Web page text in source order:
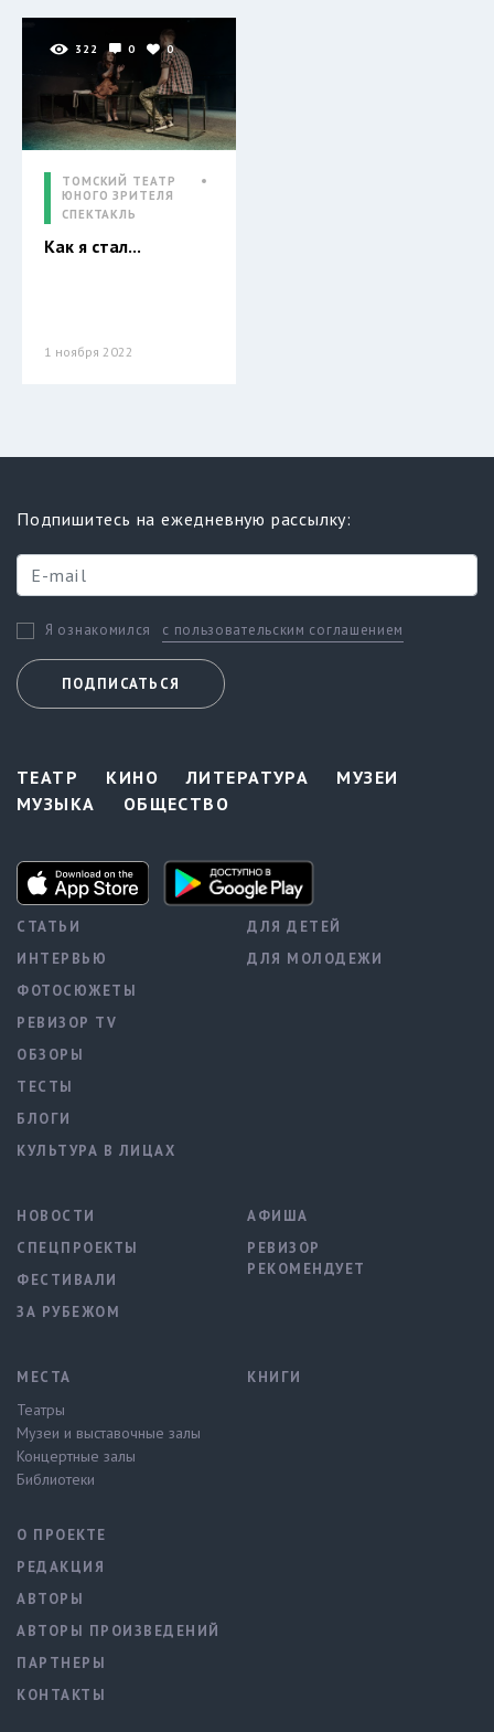
322 0 0
ТОМСКИЙ ТЕАТР
ЮНОГО ЗРИТЕЛЯ
СПЕКТАКЛЬ
Как я стал...
1 ноября 2022
Подпишитесь на ежедневную рассылку:
Я ознакомился с пользовательским соглашением
ПОДПИСАТЬСЯ
ТЕАТР КИНО ЛИТЕРАТУРА
МУЗЕИ
МУЗЫКА
ОБЩЕСТВО
СТАТЬИ
ИНТЕРВЬЮ
ФОТОСЮЖЕТЫ
РЕВИЗОР TV
ОБЗОРЫ
ТЕСТЫ
БЛОГИ
КУЛЬТУРА В ЛИЦАХ
ДЛЯ ДЕТЕЙ
ДЛЯ МОЛОДЕЖИ
НОВОСТИ
СПЕЦПРОЕКТЫ
ФЕСТИВАЛИ
ЗА РУБЕЖОМ
АФИША
РЕВИЗОР
РЕКОМЕНДУЕТ
МЕСТА
Театры
Музеи и выставочные залы
Концертные залы
Библиотеки
КНИГИ
О ПРОЕКТЕ
РЕДАКЦИЯ
АВТОРЫ
АВТОРЫ ПРОИЗВЕДЕНИЙ
ПАРТНЕРЫ
КОНТАКТЫ